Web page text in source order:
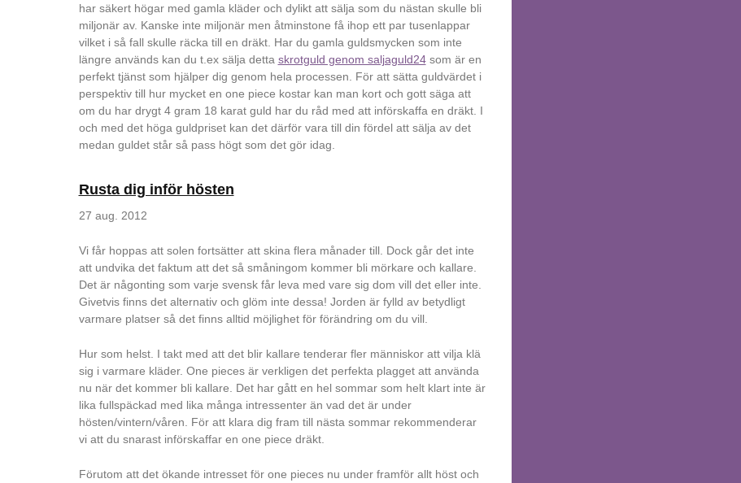
har säkert högar med gamla kläder och dylikt att sälja som du nästan skulle bli
miljonär av. Kanske inte miljonär men åtminstone få ihop ett par tusenlappar
vilket i så fall skulle räcka till en dräkt. Har du gamla guldsmycken som inte
längre används kan du t.ex sälja detta skrotguld genom saljaguld24som är en
perfekt tjänst som hjälper dig genom hela processen. För att sätta guldvärdet i
perspektiv till hur mycket en one piece kostar kan man kort och gott säga att
om du har drygt 4 gram 18 karat guld har du råd med att införskaffa en dräkt. I
och med det höga guldpriset kan det därför vara till din fördel att sälja av det
medan guldet står så pass högt som det gör idag.
Rusta dig inför hösten
27 aug. 2012
Vi får hoppas att solen fortsätter att skina flera månader till. Dock går det inte
att undvika det faktum att det så småningom kommer bli mörkare och kallare.
Det är någonting som varje svensk får leva med vare sig dom vill det eller inte.
Givetvis finns det alternativ och glöm inte dessa! Jorden är fylld av betydligt
varmare platser så det finns alltid möjlighet för förändring om du vill.
Hur som helst. I takt med att det blir kallare tenderar fler människor att vilja klä
sig i varmare kläder. One pieces är verkligen det perfekta plagget att använda
nu när det kommer bli kallare. Det har gått en hel sommar som helt klart inte är
lika fullspäckad med lika många intressenter än vad det är under
hösten/vintern/våren. För att klara dig fram till nästa sommar rekommenderar
vi att du snarast införskaffar en one piece dräkt.
Förutom att det ökande intresset för one pieces nu under framför allt höst och